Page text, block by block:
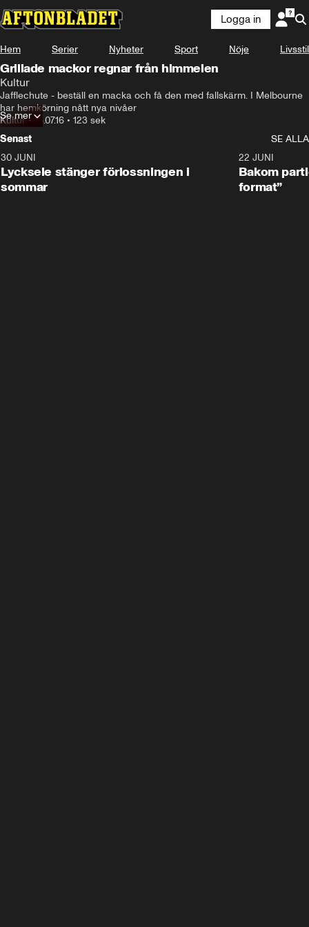
Logga in
Hem Serier Nyheter Sport Nöje Livsstil
Grillade mackor regnar från himmelen
Kultur
Jafflechute - beställ en macka och få den med fallskärm. I Melbourne
har hemkörning nått nya nivåer
Kultur• 18.07.16 • 123 sek
Se mer
Senast
SE ALLA
30 JUNI
Lycksele stänger förlossningen i
sommar
22 JUNI
Bakom
format”